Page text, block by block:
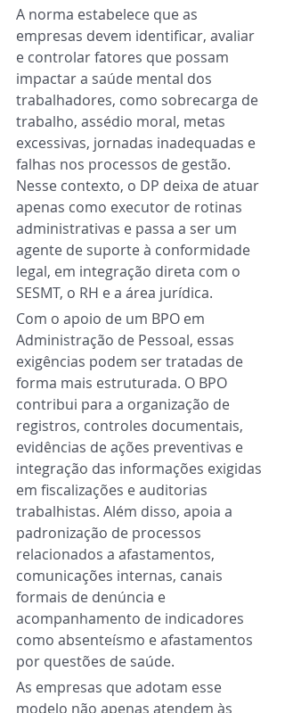
A norma estabelece que as
empresas devem identificar, avaliar
e controlar fatores que possam
impactar a saúde mental dos
trabalhadores, como sobrecarga de
trabalho, assédio moral, metas
excessivas, jornadas inadequadas e
falhas nos processos de gestão.
Nesse contexto, o DP deixa de atuar
apenas como executor de rotinas
administrativas e passa a ser um
agente de suporte à conformidade
legal, em integração direta com o
SESMT, o RH e a área jurídica.
Com o apoio de um BPO em
Administração de Pessoal, essas
exigências podem ser tratadas de
forma mais estruturada. O BPO
contribui para a organização de
registros, controles documentais,
evidências de ações preventivas e
integração das informações exigidas
em fiscalizações e auditorias
trabalhistas. Além disso, apoia a
padronização de processos
relacionados a afastamentos,
comunicações internas, canais
formais de denúncia e
acompanhamento de indicadores
como absenteísmo e afastamentos
por questões de saúde.
As empresas que adotam esse
modelo não apenas atendem às